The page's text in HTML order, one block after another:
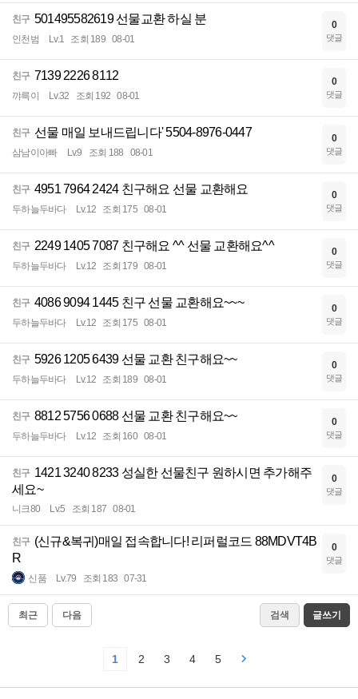
친구 501495582619 선물교환 하실 분
인천범 Lv.1 조회 189 08-01
0
댓글
친구 7139 2226 8112
꺄륵이 Lv.32 조회 192 08-01
0
댓글
친구 선물 매일 보내드립니다' 5504-8976-0447
삼남이아빠 Lv.9 조회 188 08-01
0
댓글
친구 4951 7964 2424 친구해요 선물 교환해요
두하늘두바다 Lv.12 조회 175 08-01
0
댓글
친구 2249 1405 7087 친구해요 ^^ 선물 교환해요^^
두하늘두바다 Lv.12 조회 179 08-01
0
댓글
친구 4086 9094 1445 친구 선물 교환해요~~~
두하늘두바다 Lv.12 조회 175 08-01
0
댓글
친구 5926 1205 6439 선물 교환 친구해요~~
두하늘두바다 Lv.12 조회 189 08-01
0
댓글
친구 8812 5756 0688 선물 교환 친구해요~~
두하늘두바다 Lv.12 조회 160 08-01
0
댓글
친구 1421 3240 8233 성실한 선물친구 원하시면 추가해주
세요~
니크80 Lv.5 조회 187 08-01
0
댓글
친구 (신규&복귀)매일 접속합니다! 리퍼럴코드 88MDVT4B
R
신품 Lv.79 조회 183 07-31
0
댓글
최근 다음 검색 글쓰기
1 2 3 4 5